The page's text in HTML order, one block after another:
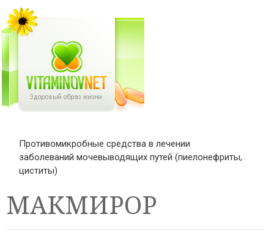
Противомикробные средства в лечении
заболеваний мочевыводящих путей (пиелонефриты,
циститы)
МАКМИРОР